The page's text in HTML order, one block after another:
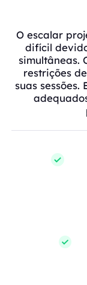
O escalar
difícil
simultâneas.
restrições
suas sessões.